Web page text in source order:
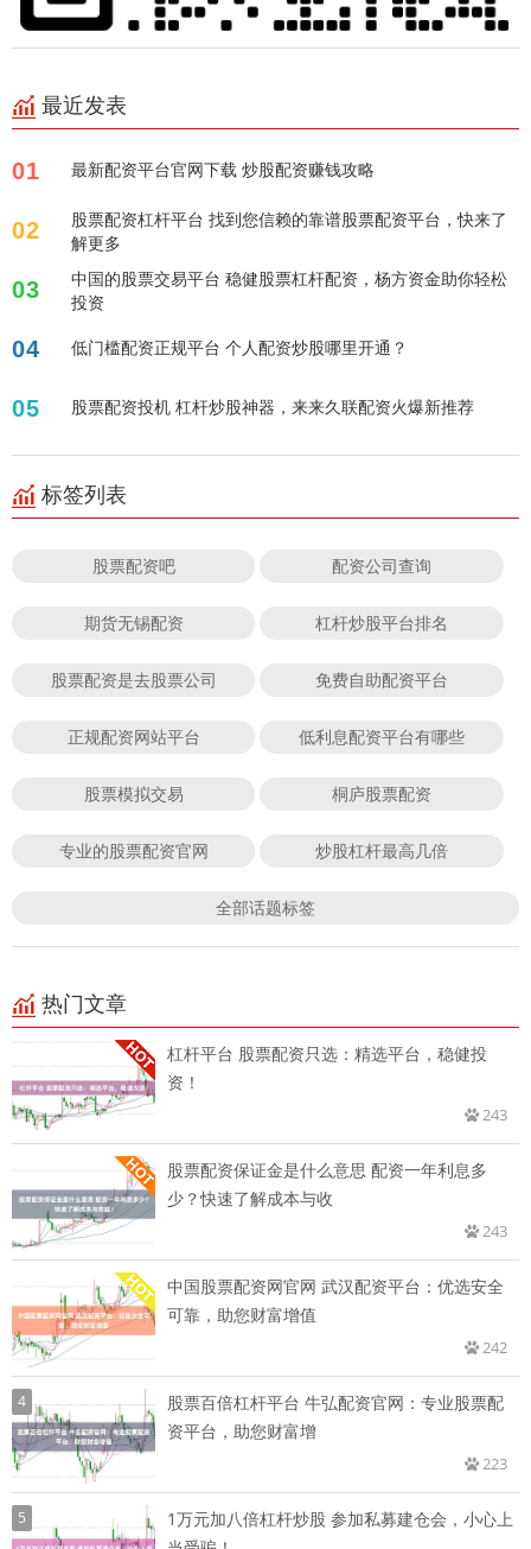
最近发表
01 最新配资平台官网下载 炒股配资赚钱攻略
02
股票配资杠杆平台 找到您信赖的靠谱股票配资平台，快来了
解更多
03
中国的股票交易平台 稳健股票杠杆配资，杨方资金助你轻松
投资
04 低门槛配资正规平台 个人配资炒股哪里开通？
05 股票配资投机 杠杆炒股神器，来来久联配资火爆新推荐
标签列表
股票配资吧 配资公司查询
期货无锡配资 杠杆炒股平台排名
股票配资是去股票公司 免费自助配资平台
正规配资网站平台 低利息配资平台有哪些
股票模拟交易 桐庐股票配资
专业的股票配资官网 炒股杠杆最高几倍
全部话题标签
热门文章
杠杆平台 股票配资只选：精选平台，稳健投
资！
243
股票配资保证金是什么意思 配资一年利息多
少？快速了解成本与收
243
中国股票配资网官网 武汉配资平台：优选安全
可靠，助您财富增值
242
4
股票百倍杠杆平台 牛弘配资官网：专业股票配
资平台，助您财富增
223
5
1万元加八倍杠杆炒股 参加私募建仓会，小心上